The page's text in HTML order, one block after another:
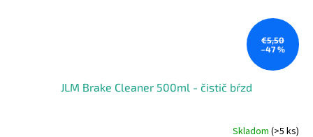
€5,50
–47 %
JLM Brake Cleaner 500ml - čistič bŕzd
Skladom (>5 ks)